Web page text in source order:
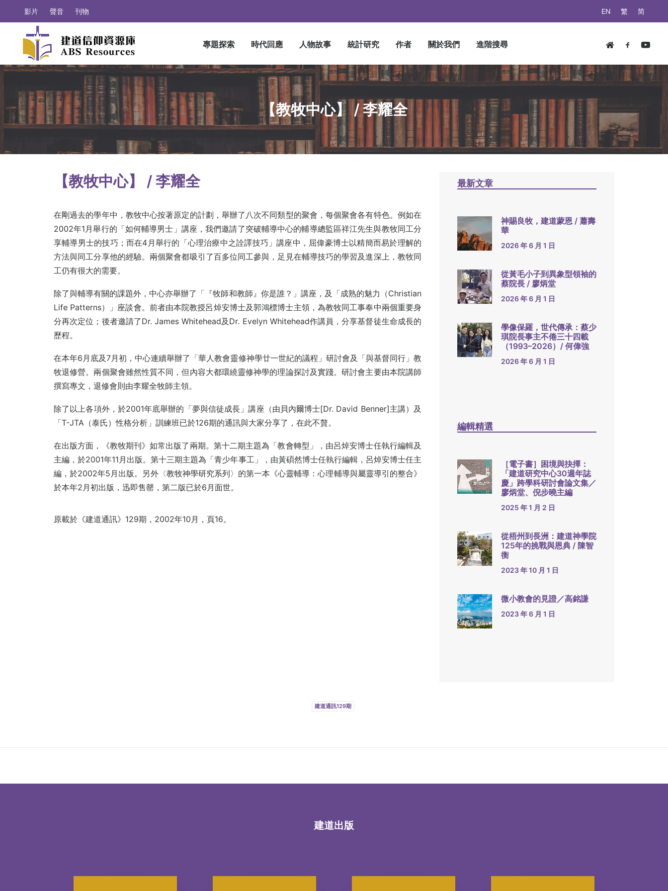
EN 繁 简
影片 聲音 刊物
專題探索 時代回應 人物故事 統計研究 作者 關於我們 進階搜尋
【教牧中心】 / 李耀全
【教牧中心】 / 李耀全
在剛過去的學年中，教牧中心按著原定的計劃，舉辦了八次不同類型的聚會，每個聚會各有特色。例如在
2002年1月舉行的「如何輔導男士」講座，我們邀請了突破輔導中心的輔導總監區祥江先生與教牧同工分
享輔導男士的技巧；而在4月舉行的「心理治療中之詮譯技巧」講座中，屈偉豪博士以精簡而易於理解的
方法與同工分享他的經驗。兩個聚會都吸引了百多位同工參與，足見在輔導技巧的學習及進深上，教牧同
工仍有很大的需要。
除了與輔導有關的課題外，中心亦舉辦了「『牧師和教師』你是誰？」講座，及「成熟的魅力（Christian
Life Patterns）」座談會。前者由本院教授呂焯安博士及郭鴻標博士主領，為教牧同工事奉中兩個重要身
分再次定位；後者邀請了Dr. James Whitehead及Dr. Evelyn Whitehead作講員，分享基督徒生命成長的
歷程。
在本年6月底及7月初，中心連續舉辦了「華人教會靈修神學廿一世紀的議程」研討會及「與基督同行」教
牧退修營。兩個聚會雖然性質不同，但內容大都環繞靈修神學的理論探討及實踐。研討會主要由本院講師
撰寫專文，退修會則由李耀全牧師主領。
除了以上各項外，於2001年底舉辦的「夢與信徒成長」講座（由貝內爾博士[Dr. David Benner]主講）及
「T-JTA（泰氏）性格分析」訓練班已於126期的通訊與大家分享了，在此不贅。
在出版方面，《教牧期刊》如常出版了兩期。第十二期主題為「教會轉型」，由呂焯安博士任執行編輯及
主編，於2001年11月出版。第十三期主題為「青少年事工」，由黃碩然博士任執行編輯，呂焯安博士任主
編，於2002年5月出版。另外〈教牧神學研究系列〉的第一本《心靈輔導：心理輔導與屬靈導引的整合》
於本年2月初出版，迅即售罄，第二版已於6月面世。
原載於《建道通訊》129期，2002年10月，頁16。
最新文章
神賜良牧，建道蒙恩 / 蕭壽
華
2026 年 6 月 1 日
從黃毛小子到異象型領袖的
蔡院長 / 廖炳堂
2026 年 6 月 1 日
學像保羅，世代傳承：蔡少
琪院長事主不倦三十四載
（1993–2026）/ 何偉強
2026 年 6 月 1 日
編輯精選
［電子書］困境與抉擇：
「建道研究中心30週年誌
慶」跨學科研討會論文集／
廖炳堂、倪步曉主編
2025 年 1 月 2 日
從梧州到長洲：建道神學院
125年的挑戰與恩典 / 陳智
衡
2023 年 10 月 1 日
微小教會的見證／高銘謙
2023 年 6 月 1 日
建道通訊129期
建道出版